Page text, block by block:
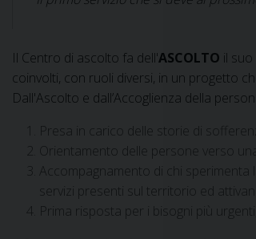
Il Centro di ascolto fa dell'ASCOLTO il suo
coinvolti, con ruoli diversi, in un progetto
Dall'Ascolto e dall’Accoglienza della
Presa in carico delle storie di
Orientamento delle persone verso
Accompagnamento di chi
servizi presenti sul territorio ed
Prima risposta per i bisogni più